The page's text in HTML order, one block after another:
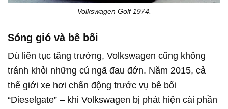
Volkswagen Golf 1974.
Sóng gió và bê bối
Dù liên tục tăng trưởng, Volkswagen cũng không
tránh khỏi những cú ngã đau đớn. Năm 2015, cả
thế giới xe hơi chấn động trước vụ bê bối
“Dieselgate” – khi Volkswagen bị phát hiện cài phần